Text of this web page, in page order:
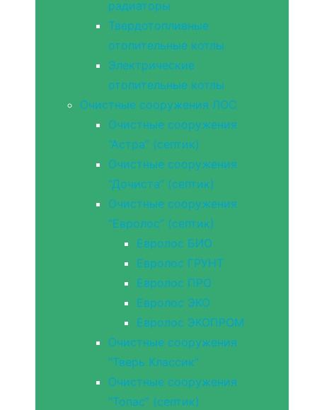
радиаторы
Твердотопливные
отопительные котлы
Электрические
отопительные котлы
Очистные сооружения ЛОС
Очистные сооружения
“Астра” (септик)
Очистные сооружения
“Дочиста” (септик)
Очистные сооружения
“Евролос” (септик)
Евролос БИО
Евролос ГРУНТ
Евролос ПРО
Евролос ЭКО
Евролос ЭКОПРОМ
Очистные сооружения
“Тверь Классик”
Очистные сооружения
“Топас” (септик)